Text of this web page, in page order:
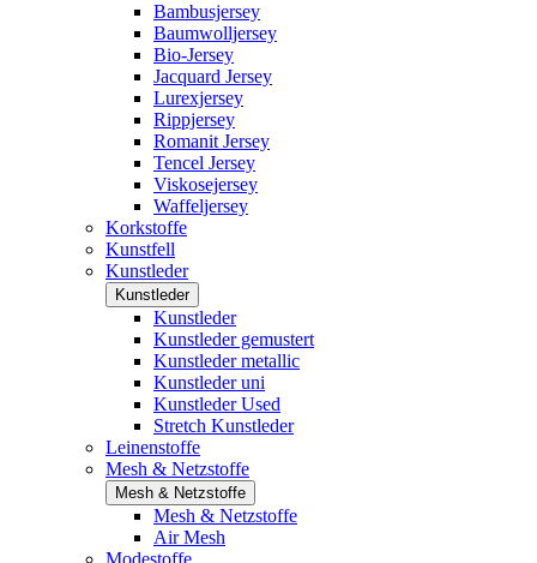
Bambusjersey
Baumwolljersey
Bio-Jersey
Jacquard Jersey
Lurexjersey
Rippjersey
Romanit Jersey
Tencel Jersey
Viskosejersey
Waffeljersey
Korkstoffe
Kunstfell
Kunstleder
Kunstleder
Kunstleder
Kunstleder gemustert
Kunstleder metallic
Kunstleder uni
Kunstleder Used
Stretch Kunstleder
Leinenstoffe
Mesh & Netzstoffe
Mesh & Netzstoffe
Mesh & Netzstoffe
Air Mesh
Modestoffe